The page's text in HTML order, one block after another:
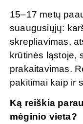
15–17 metų
suaugusiųjų:
skrepliavimas,
krūtinės ląstoje,
prakaitavimas.
pakitimai kaip ir
Ką reiškia
mėginio vieta?